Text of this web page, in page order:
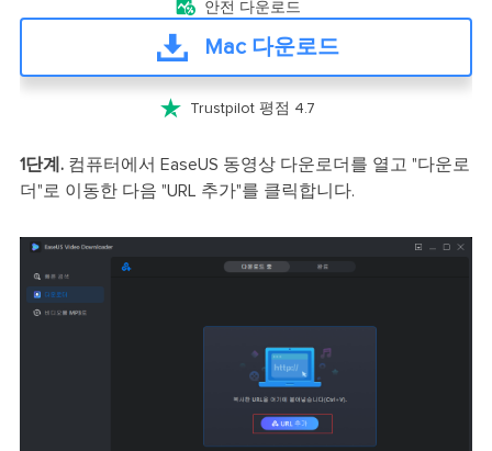
 안전 다운로드
Mac 다운로드
 Trustpilot 평점 4.7
1단계. 컴퓨터에서 EaseUS 동영상 다운로더를 열고 "다운로
더"로 이동한 다음 "URL 추가"를 클릭합니다.